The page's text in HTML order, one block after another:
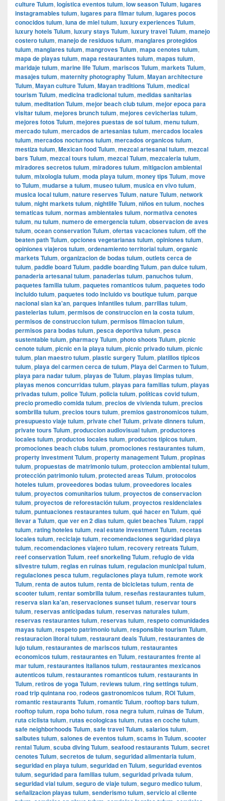
culture Tulum, logística eventos tulum, low season Tulum, lugares
instagramables tulum, lugares para filmar tulum, lugares pocos
conocidos tulum, luna de miel tulum, luxury experiences Tulum,
luxury hotels Tulum, luxury stays Tulum, luxury travel Tulum, manejo
costero tulum, manejo de residuos tulum, manglares protegidos
tulum, manglares tulum, mangroves Tulum, mapa cenotes tulum,
mapa de playas tulum, mapa restaurantes tulum, mapas tulum,
maridaje tulum, marine life Tulum, mariscos Tulum, markets Tulum,
masajes tulum, maternity photography Tulum, Mayan architecture
Tulum, Mayan culture Tulum, Mayan traditions Tulum, medical
tourism Tulum, medicina tradicional tulum, medidas sanitarias
tulum, meditation Tulum, mejor beach club tulum, mejor epoca para
visitar tulum, mejores brunch tulum, mejores cevicherias tulum,
mejores fotos Tulum, mejores puestas de sol tulum, menu tulum,
mercado tulum, mercados de artesanias tulum, mercados locales
tulum, mercados nocturnos tulum, mercados organicos tulum,
mestiza tulum, Mexican food Tulum, mezcal artesanal tulum, mezcal
bars Tulum, mezcal tours tulum, mezcal Tulum, mezcaleria tulum,
miradores secretos tulum, miradores tulum, mitigacion ambiental
tulum, mixologia tulum, moda playa tulum, money tips Tulum, move
to Tulum, mudarse a tulum, museo tulum, musica en vivo tulum,
musica local tulum, nature reserves Tulum, nature Tulum, network
tulum, night markets tulum, nightlife Tulum, niños en tulum, noches
tematicas tulum, normas ambientales tulum, normativa cenotes
tulum, nu tulum, numero de emergencia tulum, observacion de aves
tulum, ocean conservation Tulum, ofertas vacaciones tulum, off the
beaten path Tulum, opciones vegetarianas tulum, opiniones tulum,
opiniones viajeros tulum, ordenamiento territorial tulum, organic
markets Tulum, organizacion de bodas tulum, outlets cerca de
tulum, paddle board Tulum, paddle boarding Tulum, pan dulce tulum,
panaderia artesanal tulum, panaderias tulum, panuchos tulum,
paquetes familia tulum, paquetes romanticos tulum, paquetes todo
incluido tulum, paquetes todo incluido vs boutique tulum, parque
nacional sian ka'an, parques infantiles tulum, parrillas tulum,
pastelerias tulum, permisos de construccion en la costa tulum,
permisos de construccion tulum, permisos filmacion tulum,
permisos para bodas tulum, pesca deportiva tulum, pesca
sustentable tulum, pharmacy Tulum, photo shoots Tulum, picnic
cenote tulum, picnic en la playa tulum, picnic privado tulum, picnic
tulum, plan maestro tulum, plastic surgery Tulum, platillos tipicos
tulum, playa del carmen cerca de tulum, Playa del Carmen to Tulum,
playa para nadar tulum, playas de Tulum, playas limpias tulum,
playas menos concurridas tulum, playas para familias tulum, playas
privadas tulum, police Tulum, policia tulum, políticas covid tulum,
precio promedio comida tulum, precios de vivienda tulum, precios
sombrilla tulum, precios tours tulum, premios gastronomicos tulum,
presupuesto viaje tulum, private chef Tulum, private dinners tulum,
private tours Tulum, produccion audiovisual tulum, productores
locales tulum, productos locales tulum, productos tipicos tulum,
promociones beach clubs tulum, promociones restaurantes tulum,
property investment Tulum, property management Tulum, propinas
tulum, propuestas de matrimonio tulum, proteccion ambiental tulum,
protección patrimonio tulum, protected areas Tulum, protocolos
hoteles tulum, proveedores bodas tulum, proveedores locales
tulum, proyectos comunitarios tulum, proyectos de conservacion
tulum, proyectos de reforestación tulum, proyectos residenciales
tulum, puntuaciones restaurantes tulum, qué hacer en Tulum, qué
llevar a Tulum, que ver en 2 dias tulum, quiet beaches Tulum, rappi
tulum, rating hoteles tulum, real estate investment Tulum, recetas
locales tulum, reciclaje tulum, recomendaciones seguridad playa
tulum, recomendaciones viajero tulum, recovery retreats Tulum,
reef conservation Tulum, reef snorkeling Tulum, refugio de vida
silvestre tulum, reglas en ruinas tulum, regulacion municipal tulum,
regulaciones pesca tulum, regulaciones playa tulum, remote work
Tulum, renta de autos tulum, renta de bicicletas tulum, renta de
scooter tulum, rentar sombrilla tulum, reseñas restaurantes tulum,
reserva sian ka'an, reservaciones sunset tulum, reservar tours
tulum, reservas anticipadas tulum, reservas naturales tulum,
reservas restaurantes tulum, reservas tulum, respeto comunidades
mayas tulum, respeto patrimonio tulum, responsible tourism Tulum,
restauracion litoral tulum, restaurant deals Tulum, restaurantes de
lujo tulum, restaurantes de mariscos tulum, restaurantes
economicos tulum, restaurantes en Tulum, restaurantes frente al
mar tulum, restaurantes italianos tulum, restaurantes mexicanos
autenticos tulum, restaurantes romanticos tulum, restaurants in
Tulum, retiros de yoga Tulum, reviews tulum, ring settings tulum,
road trip quintana roo, rodeos gastronomicos tulum, ROI Tulum,
romantic restaurants Tulum, romantic Tulum, rooftop bars tulum,
rooftop tulum, ropa boho tulum, rosa negra tulum, ruinas de Tulum,
ruta ciclista tulum, rutas ecologicas tulum, rutas en coche tulum,
safe neighborhoods Tulum, safe travel Tulum, salarios tulum,
salbutes tulum, salones de eventos tulum, scams in Tulum, scooter
rental Tulum, scuba diving Tulum, seafood restaurants Tulum, secret
cenotes Tulum, secretos de tulum, seguridad alimentaria tulum,
seguridad en playa tulum, seguridad en Tulum, seguridad eventos
tulum, seguridad para familias tulum, seguridad privada tulum,
seguridad vial tulum, seguro de viaje tulum, seguro medico tulum,
señalizacion playas tulum, senderismo tulum, servicio al cliente